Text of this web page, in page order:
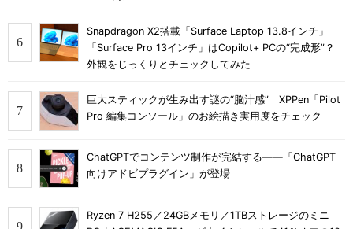
Snapdragon X2搭載「Surface Laptop 13.8インチ」
「Surface Pro 13インチ」はCopilot+ PCの“完成形”？
外観をじっくりとチェックしてみた
巨大スティックが生み出す謎の“脳汁感” XPPen「Pilot
Pro 編集コンソール」のお絵描き実用度をチェック
ChatGPTでコンテンツ制作が完結する――「ChatGPT
向けアドビプラグイン」が登場
Ryzen 7 H255／24GBメモリ／1TBストレージのミニ